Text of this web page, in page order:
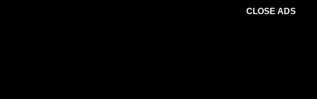
CLOSE ADS